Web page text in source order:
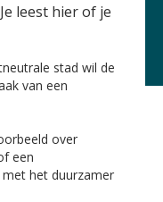
leest hier of je
stad wil de
van een
over
een
het duurzamer